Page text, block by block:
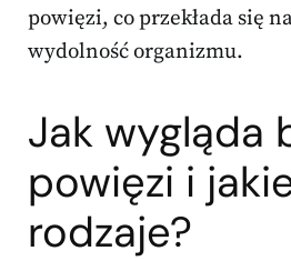
powięzi, co przekłada się
wydolność organizmu.
Jak wygląda
powięzi i
rodzaje?